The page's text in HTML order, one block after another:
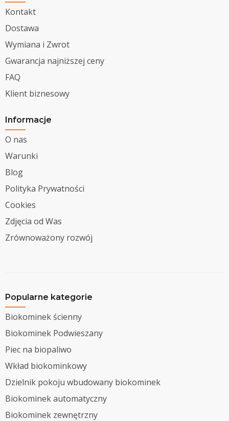
Kontakt
Dostawa
Wymiana i Zwrot
Gwarancja najniższej ceny
FAQ
Klient biznesowy
Informacje
O nas
Warunki
Blog
Polityka Prywatności
Cookies
Zdjęcia od Was
Zrównoważony rozwój
Popularne kategorie
Biokominek ścienny
Biokominek Podwieszany
Piec na biopaliwo
Wkład biokominkowy
Dzielnik pokoju wbudowany biokominek
Biokominek automatyczny
Biokominek zewnętrzny